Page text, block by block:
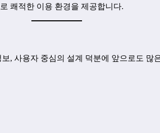
쾌적한 이용 환경을 제공합니다.
, 사용자 중심의 설계 덕분에 앞으로도